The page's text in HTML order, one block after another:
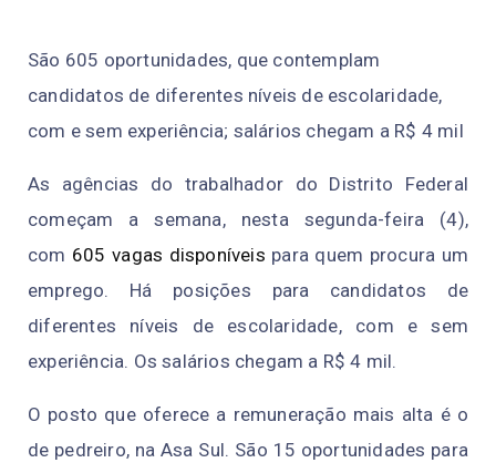
São 605 oportunidades, que contemplam
candidatos de diferentes níveis de escolaridade,
com e sem experiência; salários chegam a R$ 4 mil
As agências do trabalhador do Distrito Federal
começam a semana, nesta segunda-feira (4),
com 605 vagas disponíveis para quem procura um
emprego. Há posições para candidatos de
diferentes níveis de escolaridade, com e sem
experiência. Os salários chegam a R$ 4 mil.
O posto que oferece a remuneração mais alta é o
de pedreiro, na Asa Sul. São 15 oportunidades para